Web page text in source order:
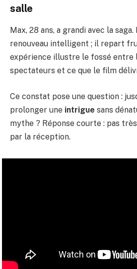
salle
Max, 28 ans, a grandi avec la
renouveau intelligent ; il repart
expérience illustre le fossé entre
spectateurs et ce que le film
Ce constat pose une question :
prolonger une intrigue sans
mythe ? Réponse courte : pas très
par la réception.